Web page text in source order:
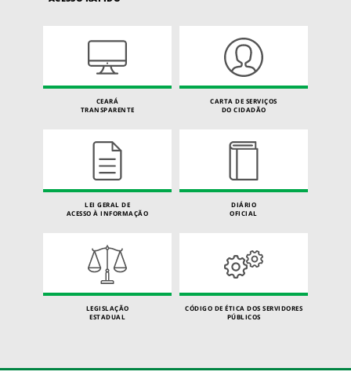
CEARÁ
TRANSPARENTE
CARTA DE SERVIÇOS
DO CIDADÃO
LEI GERAL DE
ACESSO À INFORMAÇÃO
DIÁRIO
OFICIAL
LEGISLAÇÃO
ESTADUAL
CÓDIGO DE ÉTICA DOS SERVIDORES
PÚBLICOS